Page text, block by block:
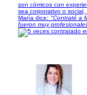
son cómicos con
sea corporativo o
María dice: "Contraté a
fueron muy